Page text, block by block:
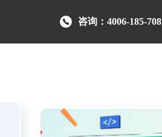
咨询：4006-185-708